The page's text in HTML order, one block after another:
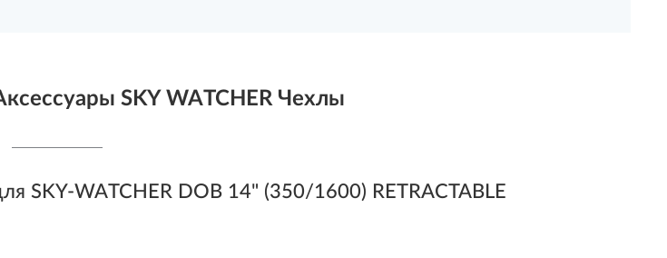
SKY WATCHER Чехлы
SKY-WATCHER DOB 14" (350/1600) RETRACTABLE